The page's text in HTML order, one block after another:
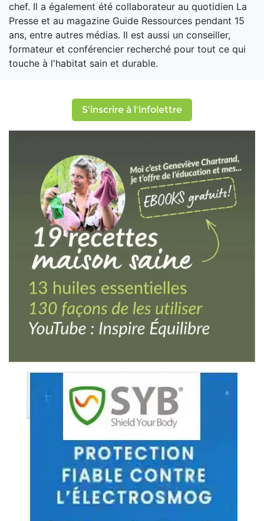
chef. Il a également été collaborateur au quotidien La
Presse et au magazine Guide Ressources pendant 15
ans, entre autres médias. Il est aussi un conseiller,
formateur et conférencier recherché pour tout ce qui
touche à l'habitat sain et durable.
S'inscrire à l'infolettre